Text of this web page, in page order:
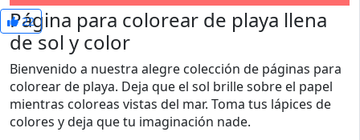
22
Página para colorear de playa llena
de sol y color
Bienvenido a nuestra alegre colección de páginas para
colorear de playa. Deja que el sol brille sobre el papel
mientras coloreas vistas del mar. Toma tus lápices de
colores y deja que tu imaginación nade.